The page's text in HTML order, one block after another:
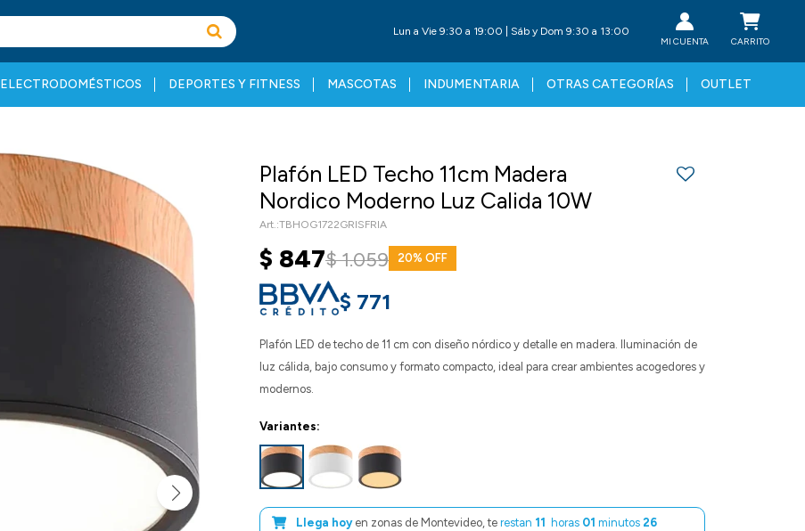
ELECTRODOMÉSTICOS DEPORTES Y FITNESS MASCOTAS INDUMENTARIA OTRAS CATEGORÍAS OUTLET
Lun a Vie 9:30 a 19:00 | Sáb y Dom 9:30 a 13:00
Plafón LED Techo 11cm Madera
Nordico Moderno Luz Calida 10W
TBHOG1722GRISFRIA
$ 847$1.059 20
$ 771
Plafón LED de techo de 11 cm con diseño nórdico y detalle en madera. Iluminación de
luz cálida, bajo consumo y formato compacto, ideal para crear ambientes acogedores y
modernos.
Variantes:
Llega hoy en zonas de Montevideo, te restan 11 horas 01 minutos 25